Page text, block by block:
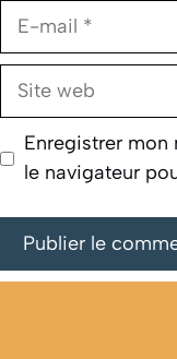
E-
Site
Enregistrer
le navigateur